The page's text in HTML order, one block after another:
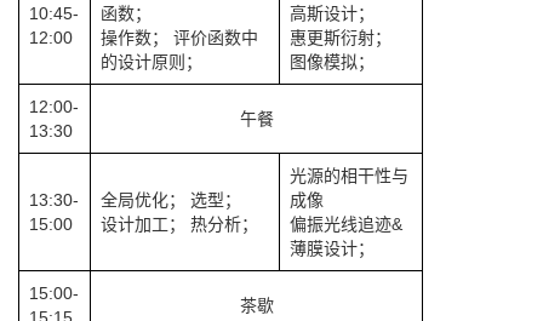
10:45-
12:00
函数；
操作数； 评价函数中
的设计原则；
高斯设计；
惠更斯衍射；
图像模拟；
12:00-
13:30
午餐
13:30-
15:00
全局优化； 选型；
设计加工； 热分析；
光源的相干性与
成像
偏振光线追迹&
薄膜设计；
15:00-
茶歇